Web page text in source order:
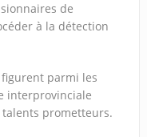
de
à la détection
figurent parmi les
interprovinciale
prometteurs.